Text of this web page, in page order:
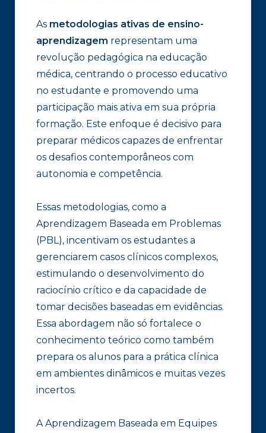
As metodologias ativas de ensino-
aprendizagem representam uma
revolução pedagógica na educação
médica, centrando o processo educativo
no estudante e promovendo uma
participação mais ativa em sua própria
formação. Este enfoque é decisivo para
preparar médicos capazes de enfrentar
os desafios contemporâneos com
autonomia e competência.
Essas metodologias, como a
Aprendizagem Baseada em Problemas
(PBL), incentivam os estudantes a
gerenciarem casos clínicos complexos,
estimulando o desenvolvimento do
raciocínio crítico e da capacidade de
tomar decisões baseadas em evidências.
Essa abordagem não só fortalece o
conhecimento teórico como também
prepara os alunos para a prática clínica
em ambientes dinâmicos e muitas vezes
incertos.
A Aprendizagem Baseada em Equipes